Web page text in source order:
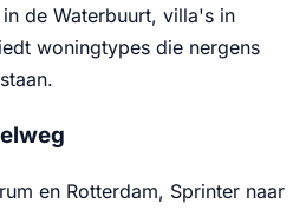
de Waterbuurt, villa's in
woningtypes die nergens
en Rotterdam, Sprinter naar